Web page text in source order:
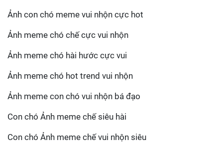
Ảnh con chó meme vui nhộn cực hot
Ảnh meme chó chế cực vui nhộn
Ảnh meme chó hài hước cực vui
Ảnh meme chó hot trend vui nhộn
Ảnh meme con chó vui nhộn bá đạo
Con chó Ảnh meme chế siêu hài
Con chó Ảnh meme chế vui nhộn siêu